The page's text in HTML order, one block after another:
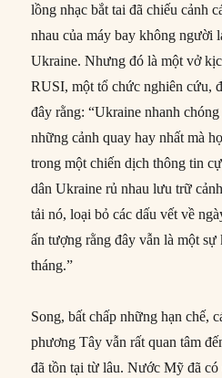
lồng nhạc bắt tai đã chiếu cảnh
nhau của máy bay không người
Ukraine. Nhưng đó là một vở
RUSI, một tổ chức nghiên cứu,
đây rằng: “Ukraine nhanh
những cảnh quay hay nhất mà
trong một chiến dịch thông tin
dân Ukraine rủ nhau lưu trữ
tải nó, loại bỏ các dấu vết về
ấn tượng rằng đây vẫn là một sự
tháng.”
Song, bất chấp những hạn chế,
phương Tây vẫn rất quan tâm
đã tồn tại từ lâu. Nước Mỹ đã có